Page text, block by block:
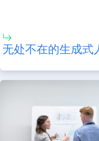
无处不在的生成式